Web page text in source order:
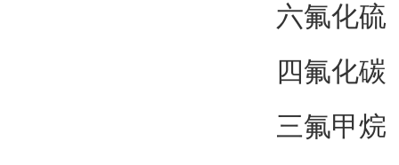
六氟化
四氟化
三氟甲烷